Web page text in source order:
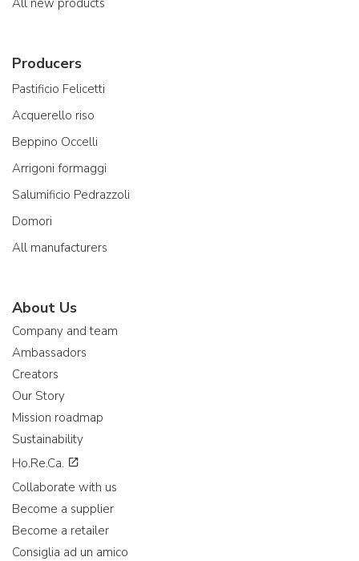
Producers
Pastificio Felicetti
Acquerello riso
Beppino Occelli
Arrigoni formaggi
Salumificio Pedrazzoli
Domori
All manufacturers
About Us
Company and team
Ambassadors
Creators
Our Story
Mission roadmap
Sustainability
Ho.Re.Ca.
Collaborate with us
Become a supplier
Become a retailer
Consiglia ad un amico